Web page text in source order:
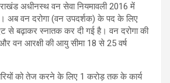
अधीनस्थ वन सेवा नियमावली 2016 में
अब वन दरोगा (वन उपदर्शक) के पद के लिए
से बढ़ाकर स्नातक कर दी गई है। वन दरोगा की
वन आरक्षी की आयु सीमा 18 से 25 वर्ष
को तेज करने के लिए 1 करोड़ तक के कार्य